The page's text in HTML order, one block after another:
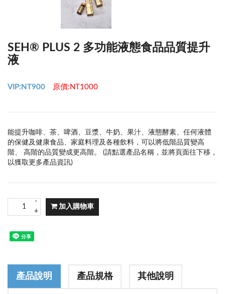
SEH® PLUS 2 多功能液態食品品質提升
液
VIP:NT900 原價:NT1000
能提升咖啡、茶、啤酒、豆漿、牛奶、果汁、液態酵素、任何液體
的保健及健康食品、家庭料理及各種飲料，可以將低階品質變高
階、 高階的品質變成更高階。 (請點選產品名稱，並將頁面往下移，
以獲取更多產品資訊)
-
+
加入購物車
產品說明 產品規格 其他說明